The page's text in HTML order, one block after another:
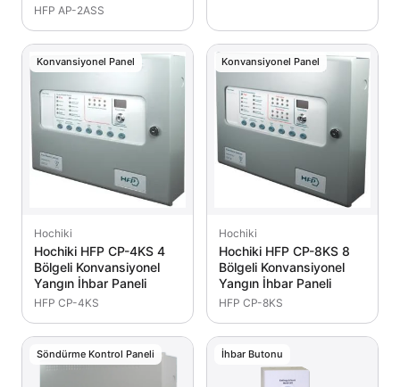
HFP AP-2ASS
Konvansiyonel Panel
Hochiki
Hochiki HFP CP-4KS 4
Bölgeli Konvansiyonel
Yangın İhbar Paneli
HFP CP-4KS
Konvansiyonel Panel
Hochiki
Hochiki HFP CP-8KS 8
Bölgeli Konvansiyonel
Yangın İhbar Paneli
HFP CP-8KS
Söndürme Kontrol Paneli İhbar Butonu